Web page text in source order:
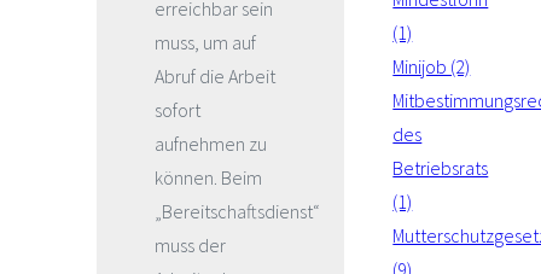
erreichbar sein
muss, um auf
Abruf die Arbeit
sofort
aufnehmen zu
können. Beim
„Bereitschaftsdienst“
muss der
(1)
Minijob (2)
des
Betriebsrats
(1)
(9)